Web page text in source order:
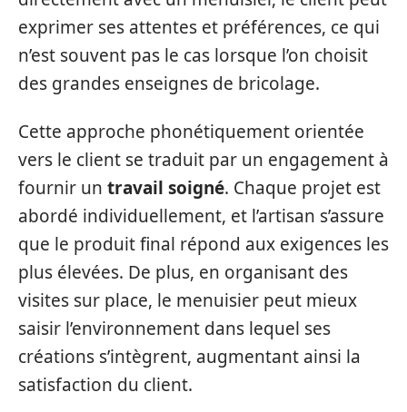
exprimer ses attentes et préférences, ce qui
n’est souvent pas le cas lorsque l’on choisit
des grandes enseignes de bricolage.
Cette approche phonétiquement orientée
vers le client se traduit par un engagement à
fournir un travail soigné. Chaque projet est
abordé individuellement, et l’artisan s’assure
que le produit final répond aux exigences les
plus élevées. De plus, en organisant des
visites sur place, le menuisier peut mieux
saisir l’environnement dans lequel ses
créations s’intègrent, augmentant ainsi la
satisfaction du client.